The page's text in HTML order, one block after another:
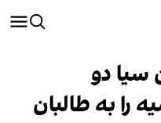
سیا دو
را به طالبان